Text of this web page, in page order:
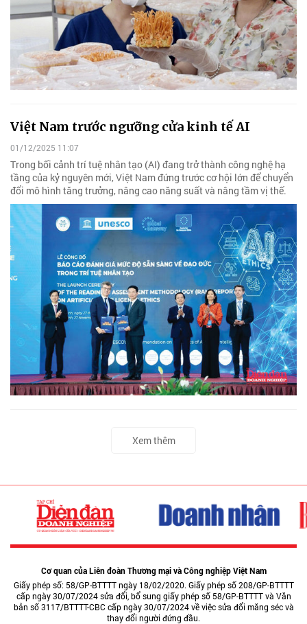
Việt Nam trước ngưỡng cửa kinh tế AI
01/12/2025 11:07
Trong bối cảnh trí tuệ nhân tạo (AI) đang trở thành công nghệ hạ
tầng của kỷ nguyên mới, Việt Nam đứng trước cơ hội lớn để chuyển
đổi mô hình tăng trưởng, nâng cao năng suất và nâng tầm vị thế.
Xem thêm
Cơ quan của Liên đoàn Thương mại và Công nghiệp Việt Nam
Giấy phép số: 58/GP-BTTTT ngày 18/02/2020. Giấy phép số 208/GP-BTTTT
cấp ngày 30/07/2024 sửa đổi, bổ sung giấy phép số 58/GP-BTTTT và Văn
bản số 3117/BTTTT-CBC cấp ngày 30/07/2024 về việc sửa đổi măng séc và
thay đổi người đứng đầu.